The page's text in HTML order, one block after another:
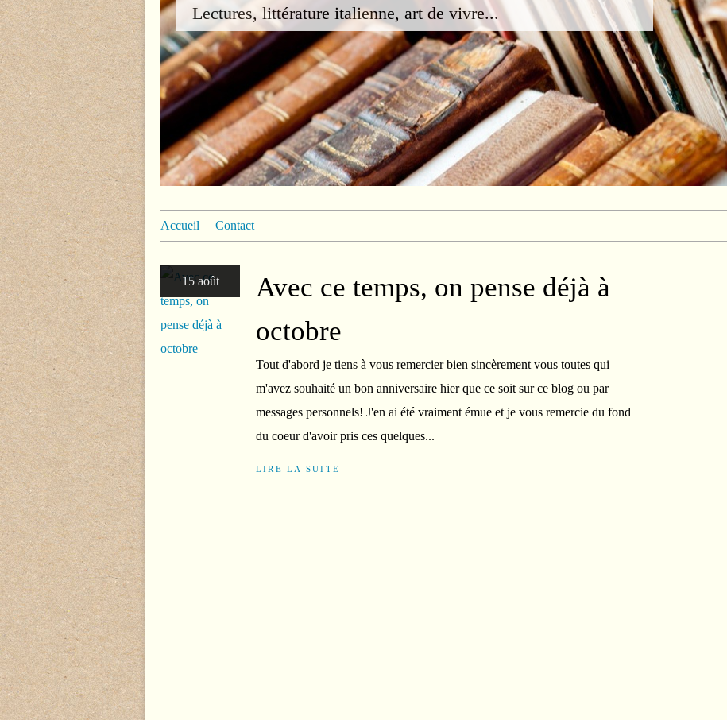
Lectures, littérature italienne, art de vivre...
Accueil Contact
15 août
Avec ce temps, on pense déjà à
octobre
Tout d'abord je tiens à vous remercier bien sincèrement vous toutes qui
m'avez souhaité un bon anniversaire hier que ce soit sur ce blog ou par
messages personnels! J'en ai été vraiment émue et je vous remercie du fond
du coeur d'avoir pris ces quelques...
LIRE LA SUITE